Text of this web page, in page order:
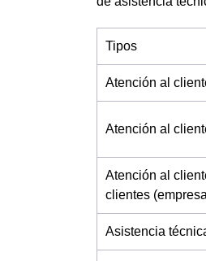
Tipos
Atención al
Atención al
Atención al
clientes
Asistencia